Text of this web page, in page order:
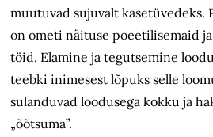
muutuvad sujuvalt kasetüvedeks.
on ometi näituse poeetilisemaid
töid. Elamine ja tegutsemine
teebki inimesest lõpuks selle
sulanduvad loodusega kokku ja
„õõtsuma”.